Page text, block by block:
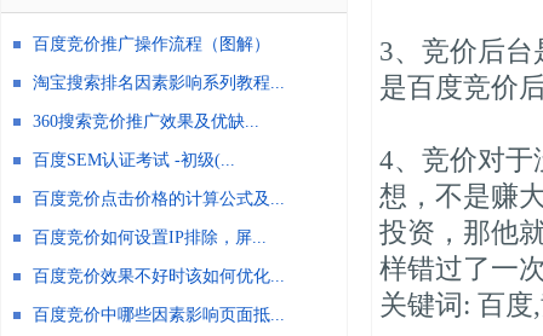
3、竞价后
是百度竞价
4、竞价对
想，不是赚
投资，那他
样错过了一
关键词: 百
百度竞价推广操作流程（图解）
淘宝搜索排名因素影响系列教程...
360搜索竞价推广效果及优缺...
百度SEM认证考试 -初级(...
百度竞价点击价格的计算公式及...
百度竞价如何设置IP排除，屏...
百度竞价效果不好时该如何优化...
百度竞价中哪些因素影响页面抵...